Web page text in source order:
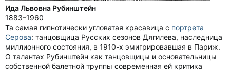
Ида Львовна Рубинштейн
1883–1960
Та самая гипнотически угловатая красавица с портрета
Серова: танцовщица Русских сезонов Дягилева, наследница
миллионного состояния, в 1910-х эмигрировавшая в Париж.
О талантах Рубинштейн как танцовщицы и основательницы
собственной балетной труппы современная ей критика